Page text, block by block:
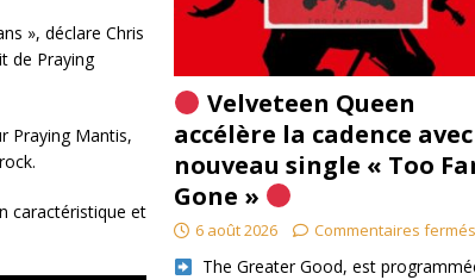
», déclare Chris
de Praying
Praying Mantis,
caractéristique et
Velveteen Queen
accélère la cadence
nouveau single « Too
Gone »
6 août 2026 Commentaires fermés
The Greater Good, est